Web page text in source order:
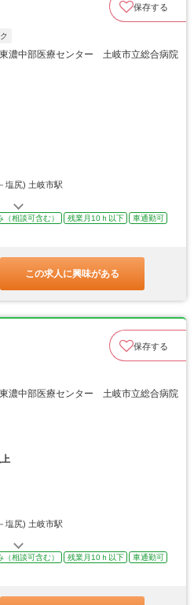
保存する
濃中部医療センター 土岐市立総合病院
塩尻) 土岐市駅
（相談可含む） 残業月10ｈ以下
車通勤可
この求人に興味がある
保存する
濃中部医療センター 土岐市立総合病院
塩尻) 土岐市駅
（相談可含む） 残業月10ｈ以下
車通勤可